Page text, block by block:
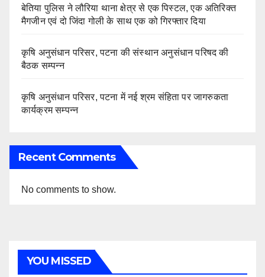
बेतिया पुलिस ने लौरिया थाना क्षेत्र से एक पिस्टल, एक अतिरिक्त
मैगजीन एवं दो जिंदा गोली के साथ एक को गिरफ्तार दिया
कृषि अनुसंधान परिसर, पटना की संस्थान अनुसंधान परिषद की
बैठक सम्पन्न
कृषि अनुसंधान परिसर, पटना में नई श्रम संहिता पर जागरुकता
कार्यक्रम सम्पन्न
Recent Comments
No comments to show.
YOU MISSED